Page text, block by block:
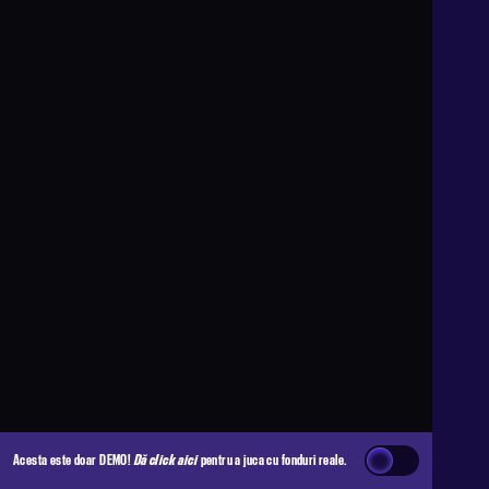
Acesta este doar DEMO!Dă click aicipentru a juca cu fonduri reale.